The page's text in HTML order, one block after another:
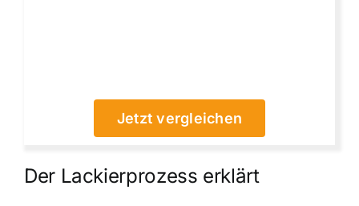
Jetzt vergleichen
Der Lackierprozess erklärt